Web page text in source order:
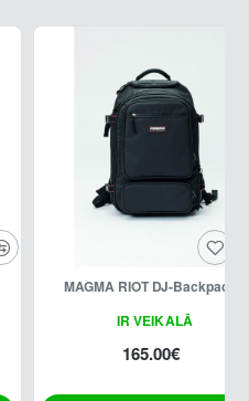
IR VEIKALĀ
MAGMA RIOT DJ-Backpack II
165.00€